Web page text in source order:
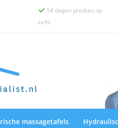
 14 dagen product op
zicht
massagetafels